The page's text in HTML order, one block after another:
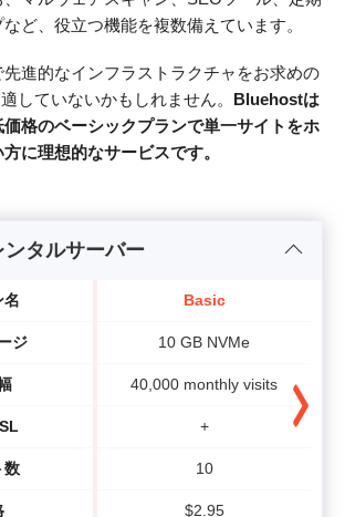
ど、役立つ機能を複数備えています。
先進的なインフラストラクチャをお求めの
していないかもしれません。 Bluehostは
格のベーシックプランで単一サイトをホ
に理想的なサービスです。
タルサーバー
名
ジ
数
Basic
10 GB NVMe
40,000 monthly visits
+
10
$2.95